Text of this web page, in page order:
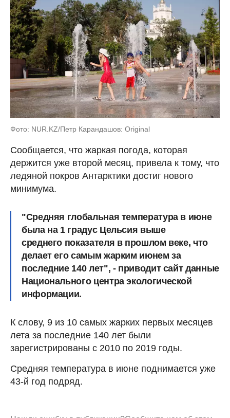
Фото: NUR.KZ/Петр Карандашов: Original
Сообщается, что жаркая погода, которая
держится уже второй месяц, привела к тому, что
ледяной покров Антарктики достиг нового
минимума.
"Средняя глобальная температура в июне
была на 1 градус Цельсия выше
среднего показателя в прошлом веке, что
делает его самым жарким июнем за
последние 140 лет", - приводит сайт данные
Национального центра экологической
информации.
К слову, 9 из 10 самых жарких первых месяцев
лета за последние 140 лет были
зарегистрированы с 2010 по 2019 годы.
Средняя температура в июне поднимается уже
43-й год подряд.